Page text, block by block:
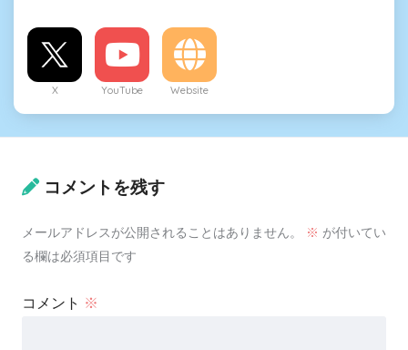
X YouTube Website
コメントを残す
メールアドレスが公開されることはありません。 ※ が付いてい
る欄は必須項目です
コメント ※